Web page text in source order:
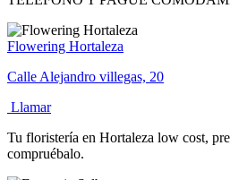
Flowering Hortaleza
Calle Alejandro villegas, 20
Llamar
Tu floristería en Hortaleza low cost,
compruébalo.